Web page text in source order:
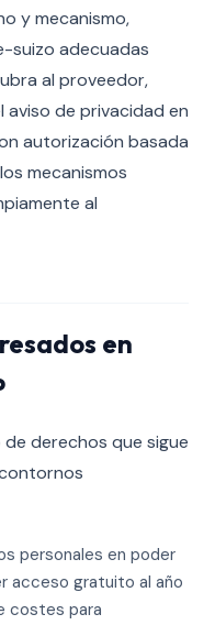
y mecanismo,
suizo adecuadas
al proveedor,
aviso de privacidad en
autorización basada
mecanismos
al
en
derechos que sigue
personales en poder
acceso gratuito al año
costes para